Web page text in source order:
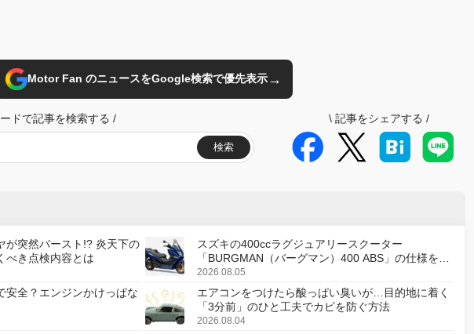
Motor Fan のニュースをGoogle検索で優先表示→
ドで記事を検索する /
検索
\ 記事をシェアする /
が突然バースト!? 炎天下の
べき点検内容とは
スズキの400ccラグジュアリースクーター
「BURGMAN（バーグマン）400 ABS」の仕様を変
更し、8月18日に発売
2026.08.05
安全？エンジンかけっぱな
エアコンをつけたら酸っぱい臭いが…目的地に着く
「3分前」のひと工夫でカビを防ぐ方法
2026.08.04